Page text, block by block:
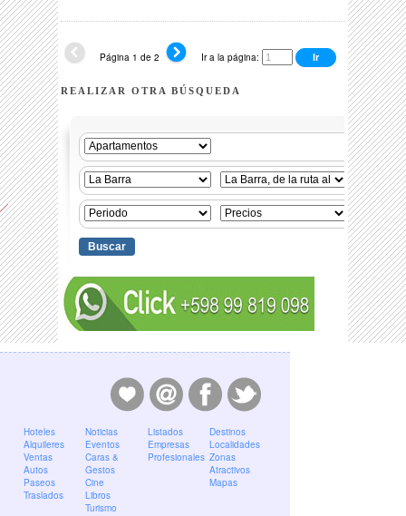
Página 1 de 2 Ir a la página:
REALIZAR OTRA BÚSQUEDA
Hoteles
Alquileres
Ventas
Autos
Paseos
Traslados
Noticias
Eventos
Caras &
Gestos
Cine
Libros
Turismo
Listados
Empresas
Profesionales
Destinos
Localidades
Zonas
Atractivos
Mapas